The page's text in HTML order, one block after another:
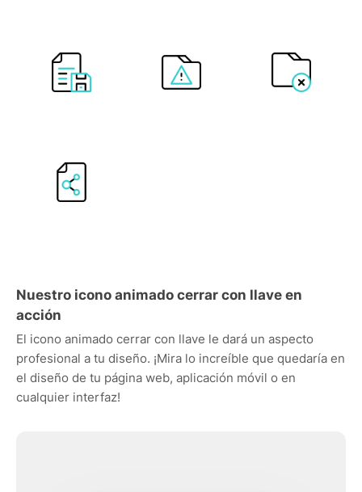
Nuestro icono animado cerrar con llave en
acción
El icono animado cerrar con llave le dará un aspecto
profesional a tu diseño. ¡Mira lo increíble que quedaría en
el diseño de tu página web, aplicación móvil o en
cualquier interfaz!